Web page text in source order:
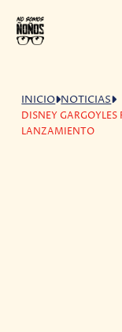
INICIO NOTICIAS
DISNEY
LANZAMIENTO